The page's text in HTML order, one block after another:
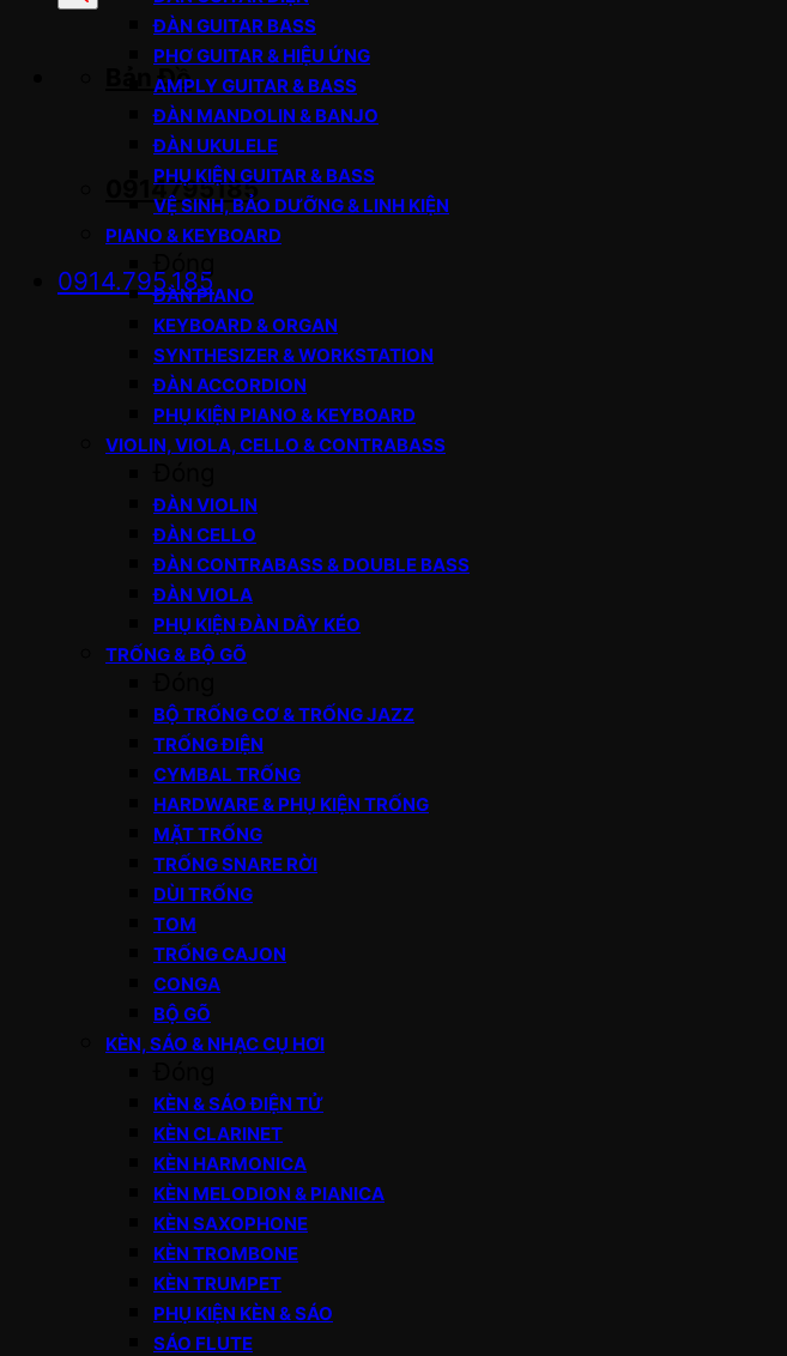
Bản Đồ
0914795185
0914.795.185
ĐÀN GUITAR BASS
PHƠ GUITAR & HIỆU ỨNG
AMPLY GUITAR & BASS
ĐÀN MANDOLIN & BANJO
ĐÀN UKULELE
PHỤ KIỆN GUITAR & BASS
VỆ SINH, BẢO DƯỠNG & LINH KIỆN
PIANO & KEYBOARD
ĐÀN PIANO
KEYBOARD & ORGAN
SYNTHESIZER & WORKSTATION
ĐÀN ACCORDION
PHỤ KIỆN PIANO & KEYBOARD
VIOLIN, VIOLA, CELLO & CONTRABASS
ĐÀN VIOLIN
ĐÀN CELLO
ĐÀN CONTRABASS & DOUBLE BASS
ĐÀN VIOLA
PHỤ KIỆN ĐÀN DÂY KÉO
TRỐNG & BỘ GÕ
BỘ TRỐNG CƠ & TRỐNG JAZZ
TRỐNG ĐIỆN
CYMBAL TRỐNG
HARDWARE & PHỤ KIỆN TRỐNG
MẶT TRỐNG
TRỐNG SNARE RỜI
DÙI TRỐNG
TOM
TRỐNG CAJON
CONGA
BỘ GÕ
KÈN, SÁO & NHẠC CỤ HƠI
KÈN & SÁO ĐIỆN TỬ
KÈN CLARINET
KÈN HARMONICA
KÈN MELODION & PIANICA
KÈN SAXOPHONE
KÈN TROMBONE
KÈN TRUMPET
PHỤ KIỆN KÈN & SÁO
SÁO FLUTE